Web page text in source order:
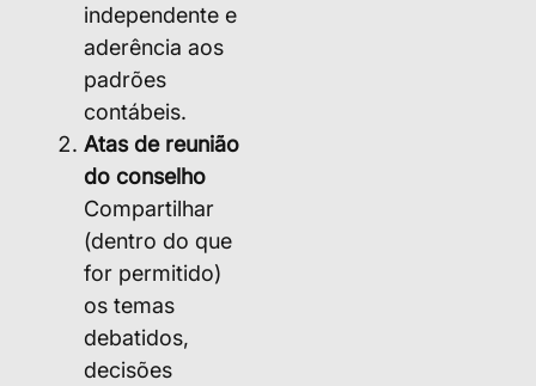
independente e
aderência aos
padrões
contábeis.
Atas de reunião
do conselho
Compartilhar
(dentro do que
for permitido)
os temas
debatidos,
decisões